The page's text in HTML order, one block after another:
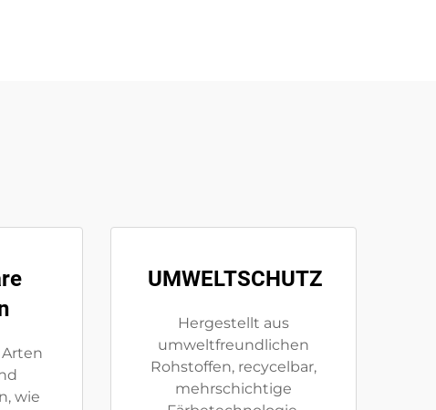
wie
UMWELTSCHUTZ
Hergestellt aus
umweltfreundlichen
Rohstoffen, recycelbar,
mehrschichtige